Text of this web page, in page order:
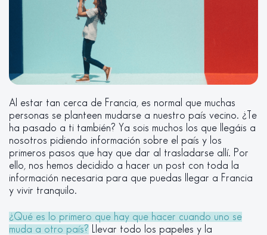
Al estar tan cerca de Francia, es normal que muchas
personas se planteen mudarse a nuestro país vecino. ¿Te
ha pasado a ti también? Ya sois muchos los que llegáis a
nosotros pidiendo información sobre el país y los
primeros pasos que hay que dar al trasladarse allí. Por
ello, nos hemos decidido a hacer un post con toda la
información necesaria para que puedas llegar a Francia
y vivir tranquilo.
¿Qué es lo primero que hay que hacer cuando uno se
muda a otro país? Llevar todo los papeles y la